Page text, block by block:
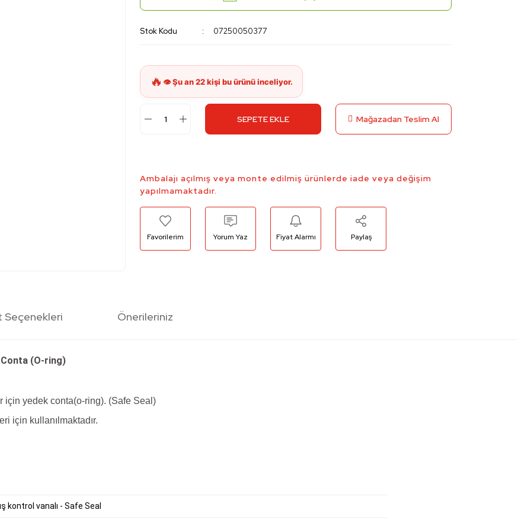
Stok Kodu 07250050377
SEPETE EKLE Mağazadan Teslim Al
Ambalajı açılmış veya monte edilmiş ürünlerde iade veya değişim
yapılmamaktadır.
Yorum Yaz Fiyat Alarmı Paylaş
Seçenekleri Önerileriniz
Conta (O-ring)
için yedek conta(o-ring). (Safe Seal)
için kullanılmaktadır.
kontrol vanalı - Safe Seal